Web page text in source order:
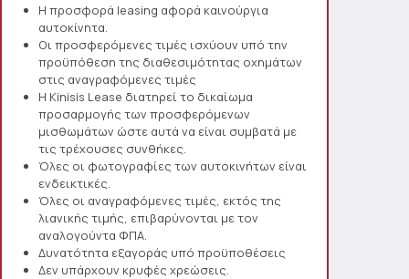
Η προσφορά leasing αφορά καινούργια
αυτοκίνητα.
Οι προσφερόμενες τιμές ισχύουν υπό την
προϋπόθεση της διαθεσιμότητας οχημάτων
στις αναγραφόμενες τιμές
Η Kinisis Lease διατηρεί το δικαίωμα
προσαρμογής των προσφερόμενων
μισθωμάτων ώστε αυτά να είναι συμβατά με
τις τρέχουσες συνθήκες.
Όλες οι φωτογραφίες των αυτοκινήτων είναι
ενδεικτικές.
Όλες οι αναγραφόμενες τιμές, εκτός της
λιανικής τιμής, επιβαρύνονται με τον
αναλογούντα ΦΠΑ.
Δυνατότητα εξαγοράς υπό προϋποθέσεις
Δεν υπάρχουν κρυφές χρεώσεις.